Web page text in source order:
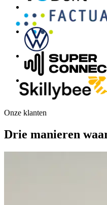
Onze klanten
Drie manieren